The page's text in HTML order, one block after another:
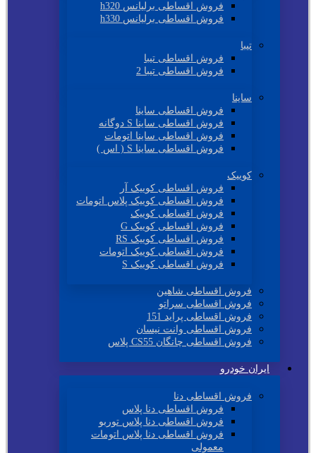
فروش اقساطی برلیانس h320
فروش اقساطی برلیانس h330
تیبا
فروش اقساطی تیبا
فروش اقساطی تیبا 2
ساینا
فروش اقساطی ساینا
فروش اقساطی ساینا S دوگانه
فروش اقساطی ساینا اتومات
فروش اقساطی ساینا S ( اس )
کوییک
فروش اقساطی کوییک آر
فروش اقساطی کوییک پلاس اتومات
فروش اقساطی کوییک
فروش اقساطی کوییک G
فروش اقساطی کوییک RS
فروش اقساطی کوییک اتومات
فروش اقساطی کوییک S
فروش اقساطی شاهین
فروش اقساطی سراتو
فروش اقساطی پراید 151
فروش اقساطی وانت نیسان
فروش اقساطی چانگان CS55 پلاس
ایران خودرو
فروش اقساطی دنا
فروش اقساطی دنا پلاس
فروش اقساطی دنا پلاس توربو
فروش اقساطی دنا پلاس اتومات
معمولی